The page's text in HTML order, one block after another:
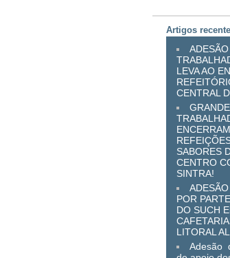
Artigos
LEVA AO
CENTRAL
SABORES
CENTRO
SINTRA!
POR
DO SUCH
LITORAL
Adesão